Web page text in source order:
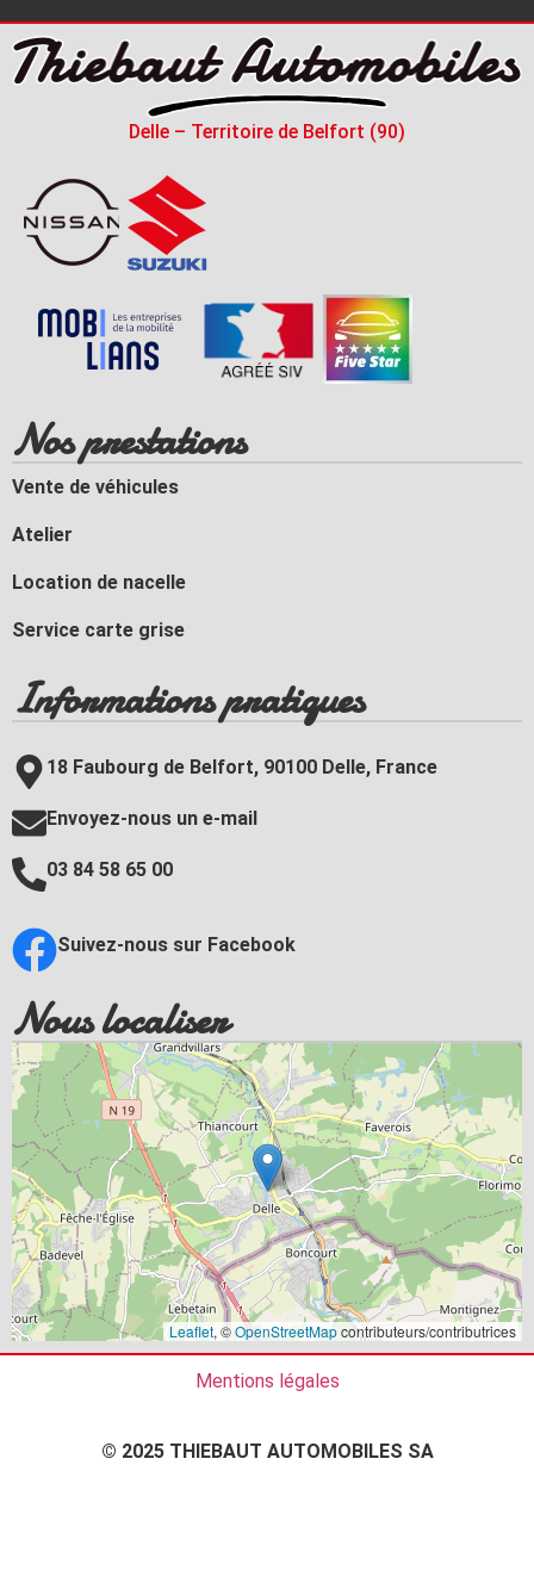
Delle – Territoire de Belfort (90)
Nos prestations
Vente de véhicules
Atelier
Location de nacelle
Service carte grise
Informations pratiques
18 Faubourg de Belfort, 90100 Delle, France
Envoyez-nous un e-mail
03 84 58 65 00
Suivez-nous sur Facebook
Nous localiser
Leaflet, ©OpenStreetMapcontributeurs/contributrices
Mentions légales
© 2025 THIEBAUT AUTOMOBILES SA